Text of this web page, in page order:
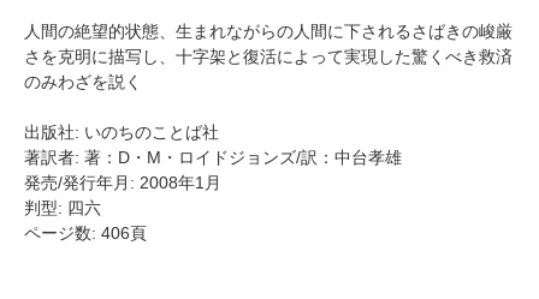
人間の絶望的状態、生まれながらの人間に下されるさばきの峻厳
さを克明に描写し、十字架と復活によって実現した驚くべき救済
のみわざを説く
出版社: いのちのことば社
著訳者: 著：D・M・ロイドジョンズ/訳：中台孝雄
発売/発行年月: 2008年1月
判型: 四六
ページ数: 406頁